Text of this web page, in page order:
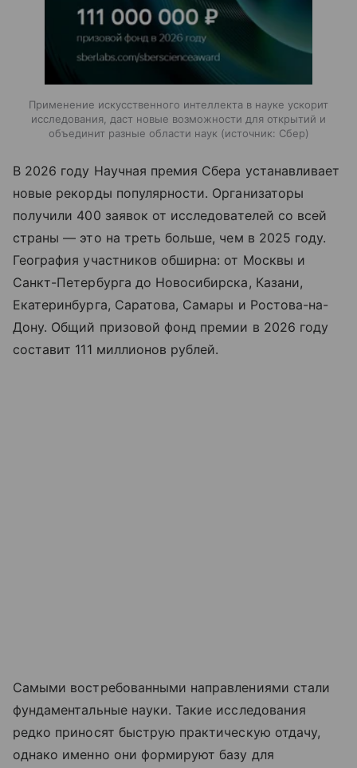
Применение искусственного интеллекта в науке ускорит
исследования, даст новые возможности для открытий и
объединит разные области наук
источник: Сбер
В 2026 году Научная премия Сбера устанавливает
новые рекорды популярности. Организаторы
получили 400 заявок от исследователей со всей
страны — это на треть больше, чем в 2025 году.
География участников обширна: от Москвы и
Санкт-Петербурга до Новосибирска, Казани,
Екатеринбурга, Саратова, Самары и Ростова-на-
Дону. Общий призовой фонд премии в 2026 году
составит 111 миллионов рублей.
Самыми востребованными направлениями стали
фундаментальные науки. Такие исследования
редко приносят быструю практическую отдачу,
однако именно они формируют базу для